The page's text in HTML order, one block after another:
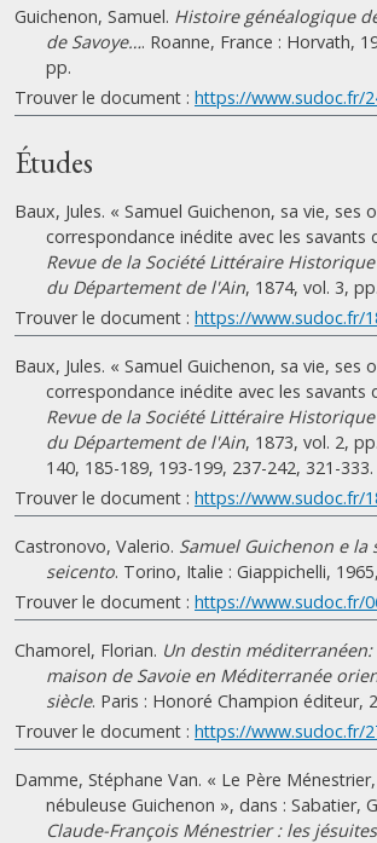
Guichenon, Samuel. Histoire généalogique
de Savoye…. Roanne, France : Horvath,
pp.
Trouver le document : https://www.sudoc.fr/
Études
Baux, Jules. « Samuel Guichenon, sa vie, ses
correspondance inédite avec les savants
Revue de la Société Littéraire
du Département de l'Ain, 1874, vol. 3,
Trouver le document : https://www.sudoc.fr/
Baux, Jules. « Samuel Guichenon, sa vie, ses
correspondance inédite avec les savants
Revue de la Société Littéraire
du Département de l'Ain, 1873, vol. 2,
140, 185-189, 193-199, 237-242, 321-333.
Trouver le document : https://www.sudoc.fr/
Castronovo, Valerio. Samuel Guichenon e
seicento. Torino, Italie : Giappichelli,
Trouver le document : https://www.sudoc.fr/
Chamorel, Florian. Un destin
maison de Savoie en Méditerranée
siècle. Paris : Honoré Champion éditeur,
Trouver le document : https://www.sudoc.fr/
Damme, Stéphane Van. « Le Père
nébuleuse Guichenon », dans : Sabatier,
Claude-François Ménestrier : les